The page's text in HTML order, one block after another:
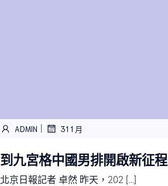
ADMIN | 31 1 月
到九宮格中國男排開啟新征程
北京日報記者 卓然 昨天，202 […]